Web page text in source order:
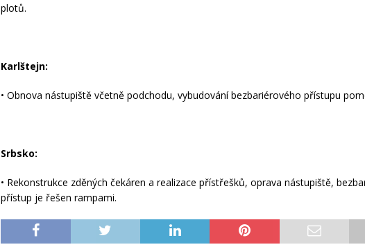
plotů.
Karlštejn:
• Obnova nástupiště včetně podchodu, vybudování bezbariérového přístupu
Srbsko:
• Rekonstrukce zděných čekáren a realizace přístřešků, oprava nástupiště,
přístup je řešen rampami.